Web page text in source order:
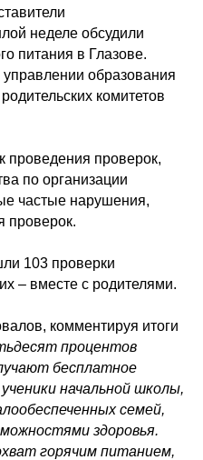
неделе обсудили
питания в Глазове.
управлении образования
комитетов
проведения проверок,
по организации
частые нарушения,
проверок.
103 проверки
– вместе с родителями.
комментируя итоги
процентов
бесплатное
начальной школы,
семей,
здоровья.
горячим питанием,